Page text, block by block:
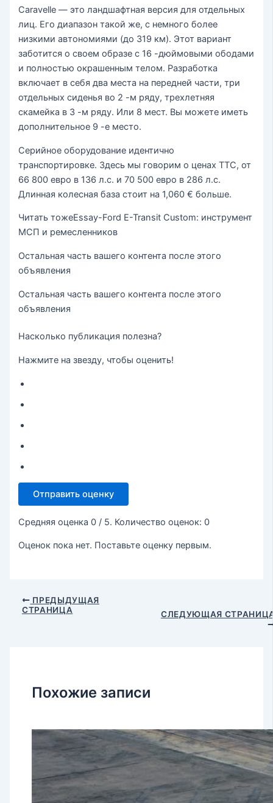
Caravelle — это ландшафтная версия для отдельных
лиц. Его диапазон такой же, с немного более
низкими автономиями (до 319 км). Этот вариант
заботится о своем образе с 16 -дюймовыми ободами
и полностью окрашенным телом. Разработка
включает в себя два места на передней части, три
отдельных сиденья во 2 -м ряду, трехлетняя
скамейка в 3 -м ряду. Или 8 мест. Вы можете иметь
дополнительное 9 -е место.
Серийное оборудование идентично
транспортировке. Здесь мы говорим о ценах TTC, от
66 800 евро в 136 л.с. и 70 500 евро в 286 л.с.
Длинная колесная база стоит на 1,060 € больше.
Читать тожеEssay-Ford E-Transit Custom: инструмент
МСП и ремесленников
Остальная часть вашего контента после этого
объявления
Остальная часть вашего контента после этого
объявления
Насколько публикация полезна?
Нажмите на звезду, чтобы оценить!
Отправить оценку
Средняя оценка 0 / 5. Количество оценок: 0
Оценок пока нет. Поставьте оценку первым.
ПРЕДЫДУЩАЯ
СТРАНИЦА
СЛЕДУЮЩАЯ
Похожие записи